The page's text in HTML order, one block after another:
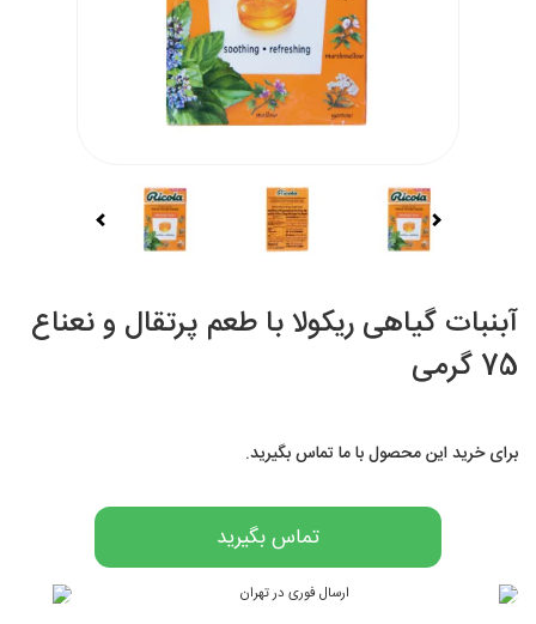
آبنبات گیاهی ریکولا با طعم پرتقال و نعناع
75 گرمی
برای خرید این محصول با ما تماس بگیرید.
تماس بگیرید